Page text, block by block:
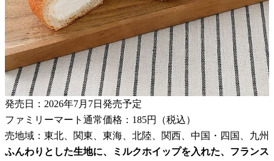
発売日：2026年7月7日発売予定
ファミリーマート通常価格：185円（税込）
売地域：東北、関東、東海、北陸、関西、中国・四国、九州
ふんわりとした生地に、ミルクホイップを入れた、フランス